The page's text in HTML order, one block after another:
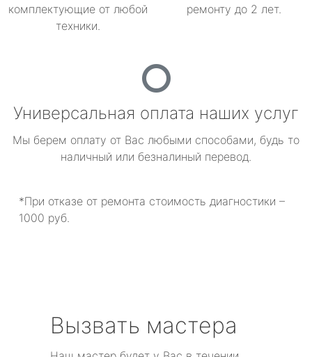
комплектующие от любой
техники.
ремонту до 2 лет.
Универсальная оплата наших услуг
Мы берем оплату от Вас любыми способами, будь то
наличный или безналиный перевод.
*При отказе от ремонта стоимость диагностики –
1000 руб.
Вызвать мастера